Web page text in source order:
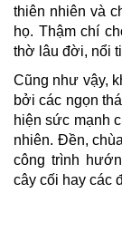
thiên nhiên và
họ. Thậm chí
thờ lâu đời, nổi
Cũng như vậy,
bởi các ngọn
hiện sức mạnh
nhiên. Đền,
công trình
cây cối hay các